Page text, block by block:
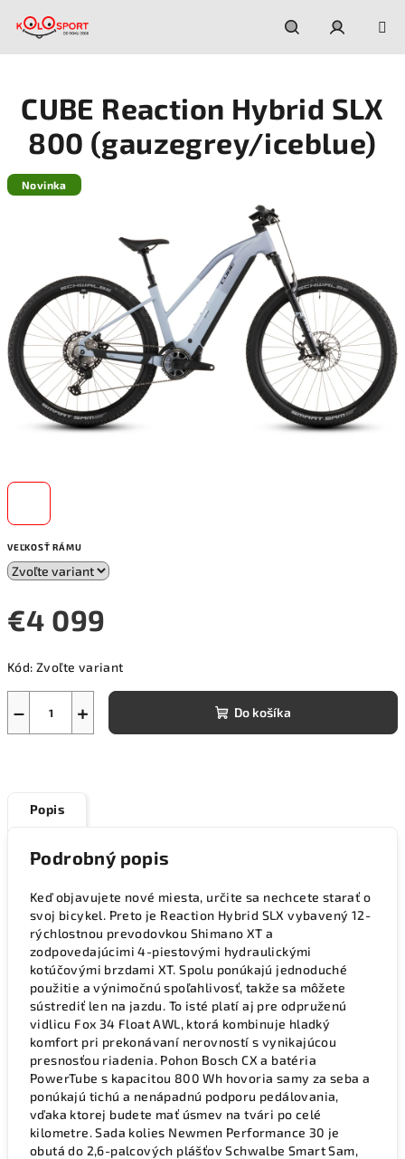
Hľadať
VEĽKOSŤ RÁMU
€4 099
cena:
Kód: Zvoľte variant
+
− Do košíka
CUBE Reaction Hybrid SLX
800 (gauzegrey/iceblue)
Novinka
Popis
Podrobný popis
Keď objavujete nové miesta, určite sa nechcete starať o
svoj bicykel. Preto je Reaction Hybrid SLX vybavený 12-
rýchlostnou prevodovkou Shimano XT a
zodpovedajúcimi 4-piestovými hydraulickými
kotúčovými brzdami XT. Spolu ponúkajú jednoduché
použitie a výnimočnú spoľahlivosť, takže sa môžete
sústrediť len na jazdu. To isté platí aj pre odpruženú
vidlicu Fox 34 Float AWL, ktorá kombinuje hladký
komfort pri prekonávaní nerovností s vynikajúcou
presnosťou riadenia. Pohon Bosch CX a batéria
PowerTube s kapacitou 800 Wh hovoria samy za seba a
ponúkajú tichú a nenápadnú podporu pedálovania,
vďaka ktorej budete mať úsmev na tvári po celé
kilometre. Sada kolies Newmen Performance 30 je
obutá do 2,6-palcových plášťov Schwalbe Smart Sam,